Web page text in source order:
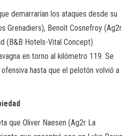
demarrarían los ataques desde su
Grenadiers), Benoît Cosnefroy (Ag2r
(B&B Hotels-Vital Concept)
en torno al kilómetro 119. Se
hasta que el pelotón volvió a
que Oliver Naesen (Ag2r La